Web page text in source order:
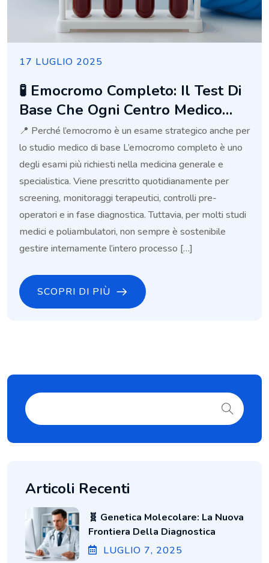
17 LUGLIO 2025
🧪 Emocromo Completo: Il Test Di
Base Che Ogni Centro Medico
Dovrebbe Offrire In Modo Rapido
E Affidabile
📍 Perché l’emocromo è un esame strategico anche per
lo studio medico di base L’emocromo completo è uno
degli esami più richiesti nella medicina generale e
specialistica. Viene prescritto quotidianamente per
screening, monitoraggi terapeutici, controlli pre-
operatori e in fase diagnostica. Tuttavia, per molti studi
medici e poliambulatori, non sempre è sostenibile
gestire internamente l’intero processo […]
SCOPRI DI PIÙ
Articoli Recenti
🧬 Genetica Molecolare: La Nuova
Frontiera Della Diagnostica
LUGLIO 7, 2025